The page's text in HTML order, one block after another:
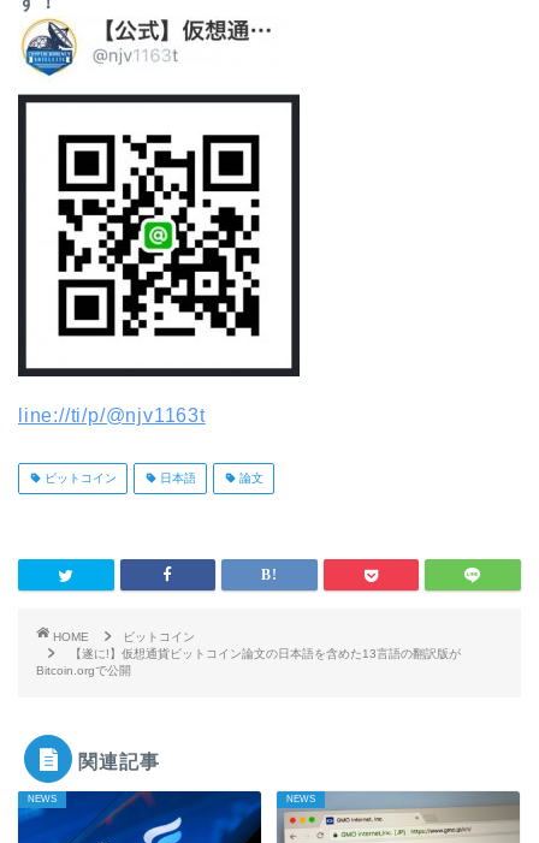
line://ti/p/@njv1163t
ビットコイン 日本語 論文
HOME
ビットコイン
【遂に!】仮想通貨ビットコイン論文の日本語を含めた13言語の翻訳版が
Bitcoin.orgで公開
関連記事
NEWS NEWS